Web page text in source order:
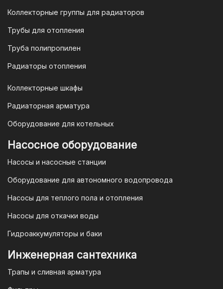
Коллекторные группы для радиаторов
Трубы для отопления
Труба полипропилен
Радиаторы отопления
Коллекторные шкафы
Радиаторная арматура
Оборудование для котельных
Насосное оборудование
Насосы и насосные станции
Оборудование для автономного водопровода
Насосы для теплого пола и отопления
Насосы для откачки воды
Гидроаккумуляторы и баки
Инженерная сантехника
Трапы и сливная арматура